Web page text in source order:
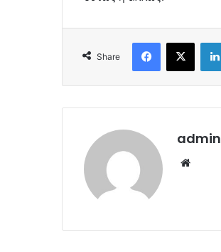
Share
Facebook
X
admin